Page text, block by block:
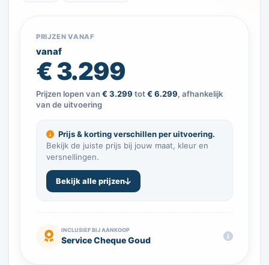
PRIJZEN VANAF
vanaf
€ 3.299
Prijzen lopen van € 3.299 tot€ 6.299, afhankelijk
van de uitvoering
Prijs & korting verschillen per uitvoering.
Bekijk de juiste prijs bij jouw maat, kleur en
versnellingen.
Bekijk alle prijzen
INCLUSIEF BIJ AANKOOP
Service Cheque Goud